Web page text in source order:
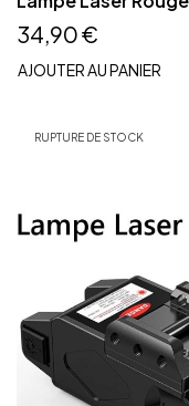
34,90 €
AJOUTER AU PANIER
RUPTURE DE STOCK